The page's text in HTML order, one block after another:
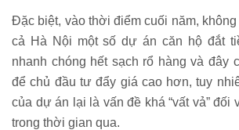
Đặc biệt, vào thời điểm cuối năm,
cả Hà Nội một số dự án căn hộ đắt
nhanh chóng hết sạch rổ hàng và đây
để chủ đầu tư đẩy giá cao hơn, tuy
của dự án lại là vấn đề khá “vất vả” đối
trong thời gian qua.